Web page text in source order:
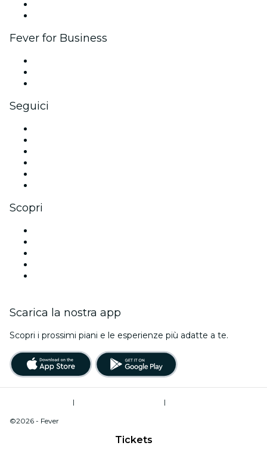
Tickets
Fever for Business
Seguici
Scopri
Scarica la nostra app
Scopri i prossimi piani e le esperienze più adatte a te.
|
|
©2026 - Fever